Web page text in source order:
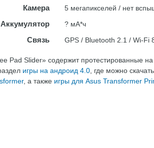
Камера 5 мегапикселей / нет
Аккумулятор ? мА*ч
Связь GPS / Bluetooth 2.1 / Wi-Fi
Pad Slider» содержит протестированные
игры на андроид 4.0 , где можно
, а также игры для Asus Transformer